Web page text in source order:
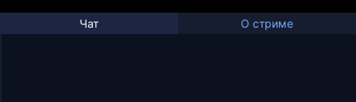
Чат О стриме